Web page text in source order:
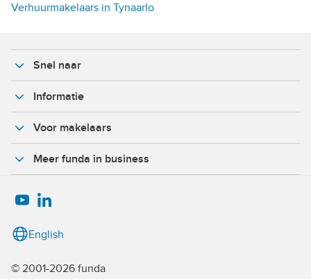
Verhuurmakelaars in Tynaarlo
Snel naar
Informatie
Voor makelaars
Meer funda in business
© 2001-2026 funda
English